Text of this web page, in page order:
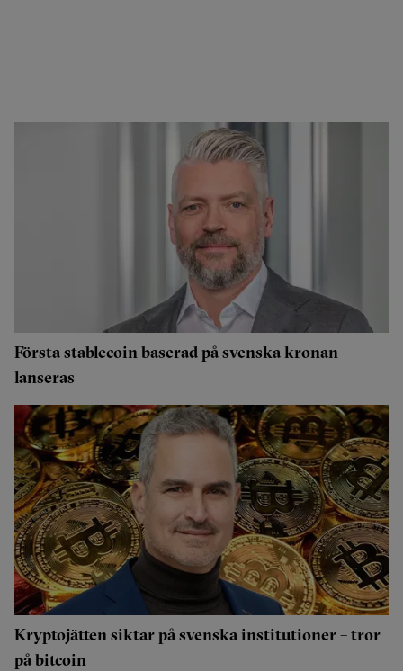
Första stablecoin baserad på svenska kronan
lanseras
Kryptojätten siktar på svenska institutioner – tror
på bitcoin